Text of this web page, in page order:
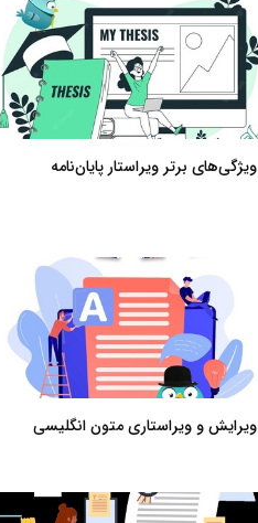
ویژگی‌های برتر ویراستار پایان‌نامه
ویرایش و ویراستاری متون انگلیسی